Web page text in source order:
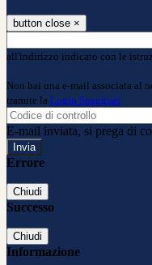
button close ×
all'indirizzo indicato con le
Non hai una e-mail associata al
tramite la Login Spaggiari
E-mail inviata, si prega di
Errore
Chiudi
Successo
Chiudi
Informazione